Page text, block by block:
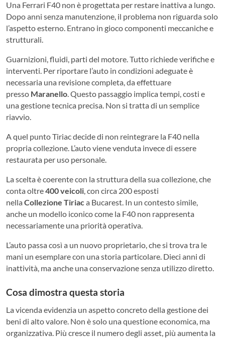
Una Ferrari F40 non è progettata per restare inattiva a lungo.
Dopo anni senza manutenzione, il problema non riguarda solo
l’aspetto esterno. Entrano in gioco componenti meccaniche e
strutturali.
Guarnizioni, fluidi, parti del motore. Tutto richiede verifiche e
interventi. Per riportare l’auto in condizioni adeguate è
necessaria una revisione completa, da effettuare
presso Maranello Questo passaggio implica tempi, costi e
una gestione tecnica precisa. Non si tratta di un semplice
riavvio.
A quel punto Tiriac decide di non reintegrare la F40 nella
propria collezione. L’auto viene venduta invece di essere
restaurata per uso personale.
La scelta è coerente con la struttura della sua collezione, che
conta oltre400 veicoli , con circa 200 esposti
nella Collezione Tiriac a Bucarest. In un contesto simile,
anche un modello iconico come la F40 non rappresenta
necessariamente una priorità operativa.
L’auto passa così a un nuovo proprietario, che si trova tra le
mani un esemplare con una storia particolare. Dieci anni di
inattività, ma anche una conservazione senza utilizzo diretto.
Cosa dimostra questa storia
La vicenda evidenzia un aspetto concreto della gestione dei
beni di alto valore. Non è solo una questione economica, ma
organizzativa. Più cresce il numero degli asset, più aumenta la